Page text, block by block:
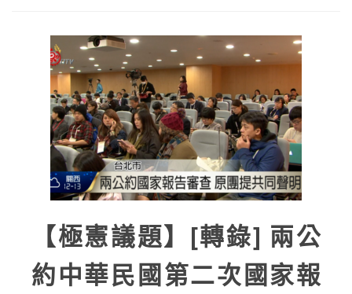
【極憲議題】[轉錄] 兩公
約中華民國第二次國家報